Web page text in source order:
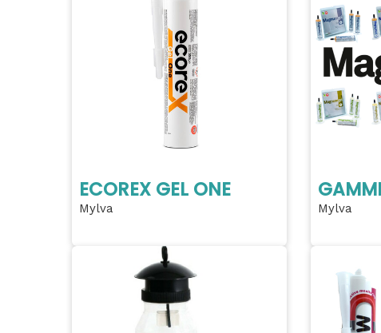
ECOREX GEL ONE
Mylva Mylva